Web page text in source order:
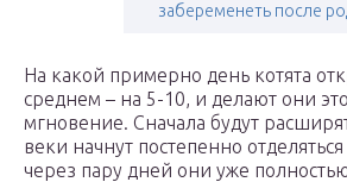
забеременеть после
На какой примерно день котята
среднем – на 5-10, и делают они
мгновение. Сначала будут
веки начнут постепенно отделяться
через пару дней они уже полностью